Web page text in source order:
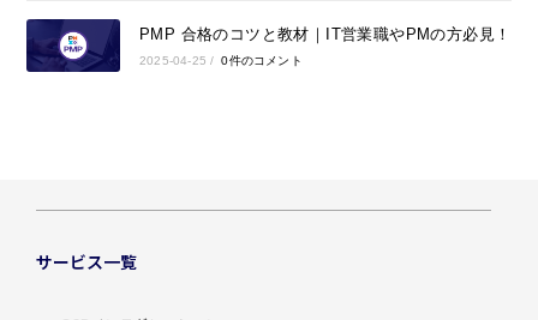
PMP 合格のコツと教材｜IT営業職やPMの方必見！
2025-04-25 / 0件のコメント
サービス一覧